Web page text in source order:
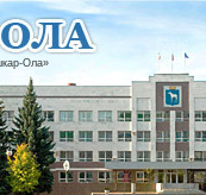
Ола»